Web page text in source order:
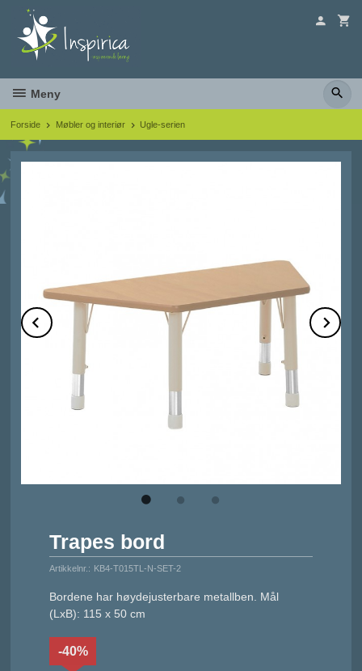
innholdet
Meny
Forside Møbler og interiør Ugle-serien
Prev
Trapes bord
Artikkelnr.: KB4-T015TL-N-SET-2
Bordene har høydejusterbare metallben. Mål
(LxB): 115 x 50 cm
-40%